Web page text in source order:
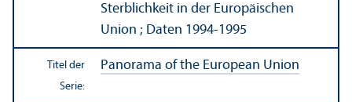
Sterblichkeit in der Europäischen
Union ; Daten 1994-1995
Titel der
Serie:
Panorama of the European Union